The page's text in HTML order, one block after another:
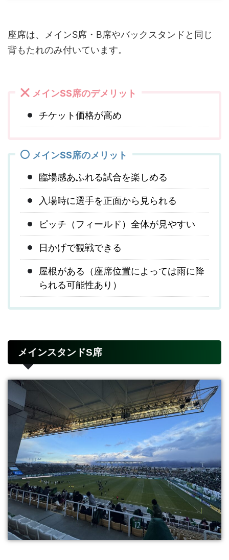
座席は、メインS席・B席やバックスタンドと同じ
背もたれのみ付いています。
メインSS席のデメリット
チケット価格が高め
メインSS席のメリット
臨場感あふれる試合を楽しめる
入場時に選手を正面から見られる
ピッチ（フィールド）全体が見やすい
日かげで観戦できる
屋根がある（座席位置によっては雨に降
られる可能性あり）
メインスタンドS席